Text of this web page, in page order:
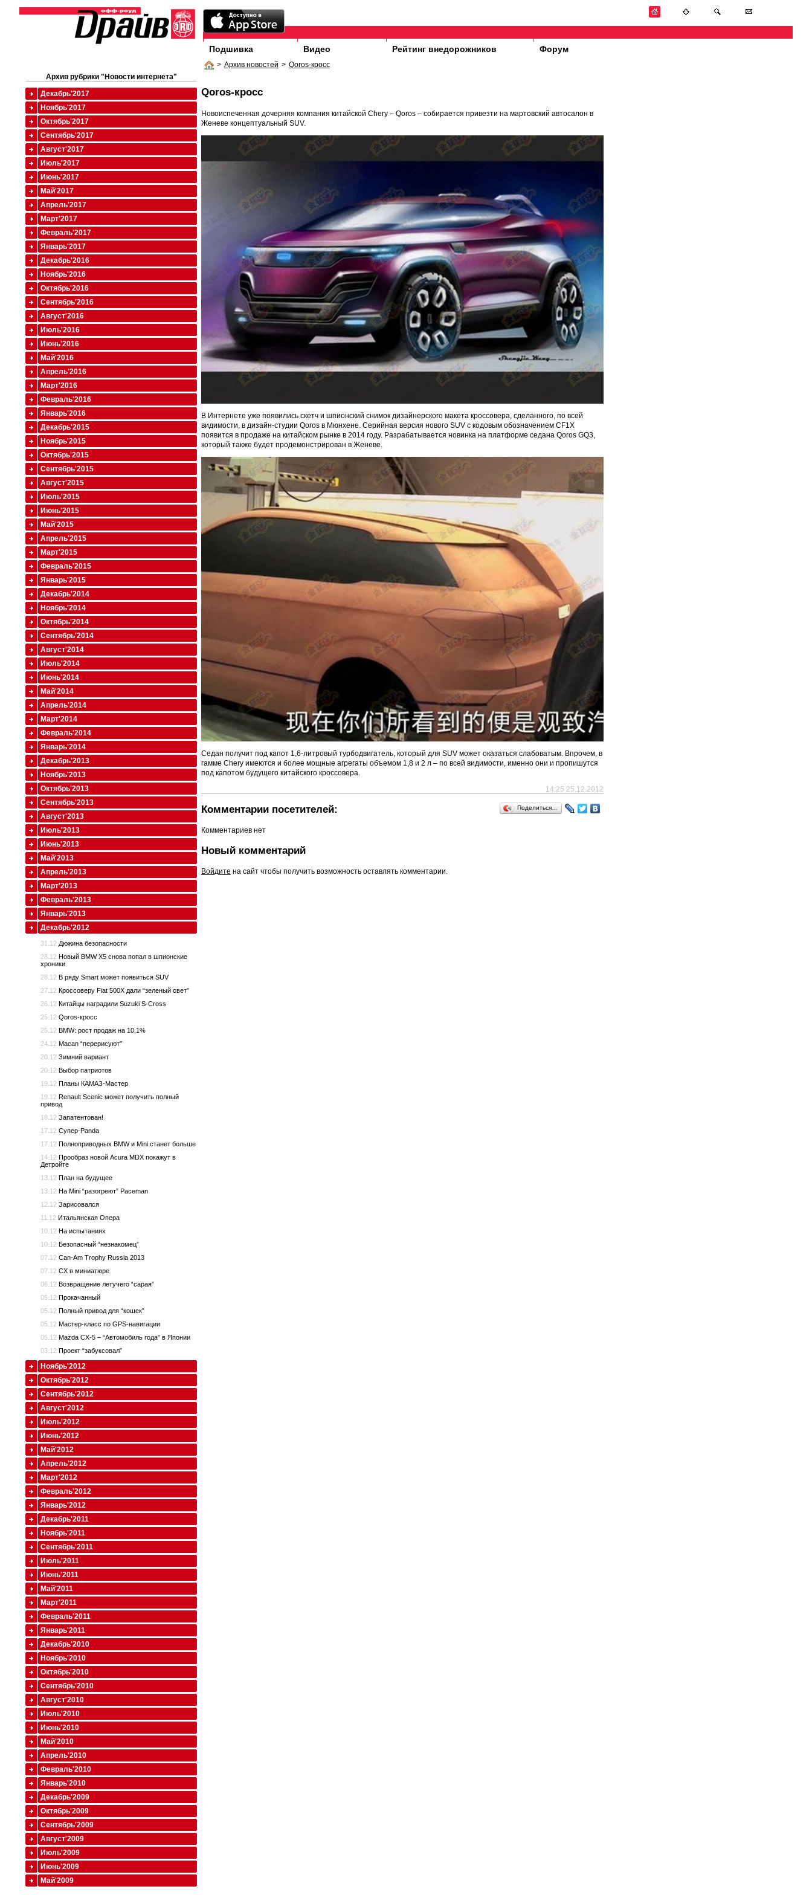
Подшивка Видео Рейтинг внедорожников Форум
> Архив новостей > Qoros-кросс
Qoros-кросс
Новоиспеченная дочерняя компания китайской Chery – Qoros – собирается привезти на мартовский автосалон в
Женеве концептуальный SUV.
В Интернете уже появились скетч и шпионский снимок дизайнерского макета кроссовера, сделанного, по всей
видимости, в дизайн-студии Qoros в Мюнхене. Серийная версия нового SUV с кодовым обозначением CF1X
появится в продаже на китайском рынке в 2014 году. Разрабатывается новинка на платформе седана Qoros GQ3,
который также будет продемонстрирован в Женеве.
Седан получит под капот 1,6-литровый турбодвигатель, который для SUV может оказаться слабоватым. Впрочем, в
гамме Chery имеются и более мощные агрегаты объемом 1,8 и 2 л – по всей видимости, именно они и пропишутся
под капотом будущего китайского кроссовера.
14:25 25.12.2012
Поделиться…
Комментарии посетителей:
Комментариев нет
Новый комментарий
Войдите на сайт чтобы получить возможность оставлять комментарии.
Архив рубрики "Новости интернета"
Декабрь'2017
Ноябрь'2017
Октябрь'2017
Сентябрь'2017
Август'2017
Июль'2017
Июнь'2017
Май'2017
Апрель'2017
Март'2017
Февраль'2017
Январь'2017
Декабрь'2016
Ноябрь'2016
Октябрь'2016
Сентябрь'2016
Август'2016
Июль'2016
Июнь'2016
Май'2016
Апрель'2016
Март'2016
Февраль'2016
Январь'2016
Декабрь'2015
Ноябрь'2015
Октябрь'2015
Сентябрь'2015
Август'2015
Июль'2015
Июнь'2015
Май'2015
Апрель'2015
Март'2015
Февраль'2015
Январь'2015
Декабрь'2014
Ноябрь'2014
Октябрь'2014
Сентябрь'2014
Август'2014
Июль'2014
Июнь'2014
Май'2014
Апрель'2014
Март'2014
Февраль'2014
Январь'2014
Декабрь'2013
Ноябрь'2013
Октябрь'2013
Сентябрь'2013
Август'2013
Июль'2013
Июнь'2013
Май'2013
Апрель'2013
Март'2013
Февраль'2013
Январь'2013
Декабрь'2012
31.12 Дюжина безопасности
28.12 Новый BMW X5 снова попал в шпионские
хроники
28.12 В ряду Smart может появиться SUV
27.12 Кроссоверу Fiat 500X дали “зеленый свет”
26.12 Китайцы наградили Suzuki S-Cross
25.12 Qoros-кросс
25.12 BMW: рост продаж на 10,1%
24.12 Macan “перерисуют”
20.12 Зимний вариант
20.12 Выбор патриотов
19.12 Планы КАМАЗ-Мастер
19.12 Renault Scenic может получить полный
привод
18.12 Запатентован!
17.12 Супер-Panda
17.12 Полноприводных BMW и Mini станет больше
14.12 Прообраз новой Acura MDX покажут в
Детройте
13.12 План на будущее
13.12 На Mini “разогреют” Paceman
12.12 Зарисовался
11.12 Итальянская Опера
10.12 На испытаниях
10.12 Безопасный “незнакомец”
07.12 Can-Am Trophy Russia 2013
07.12 CX в миниатюре
06.12 Возвращение летучего “сарая”
05.12 Прокачанный
05.12 Полный привод для “кошек”
05.12 Мастер-класс по GPS-навигации
05.12 Mazda CX-5 – “Автомобиль года” в Японии
03.12 Проект “забуксовал”
Ноябрь'2012
Октябрь'2012
Сентябрь'2012
Август'2012
Июль'2012
Июнь'2012
Май'2012
Апрель'2012
Март'2012
Февраль'2012
Январь'2012
Декабрь'2011
Ноябрь'2011
Сентябрь'2011
Июль'2011
Июнь'2011
Май'2011
Март'2011
Февраль'2011
Январь'2011
Декабрь'2010
Ноябрь'2010
Октябрь'2010
Сентябрь'2010
Август'2010
Июль'2010
Июнь'2010
Май'2010
Апрель'2010
Февраль'2010
Январь'2010
Декабрь'2009
Октябрь'2009
Сентябрь'2009
Август'2009
Июль'2009
Июнь'2009
Май'2009